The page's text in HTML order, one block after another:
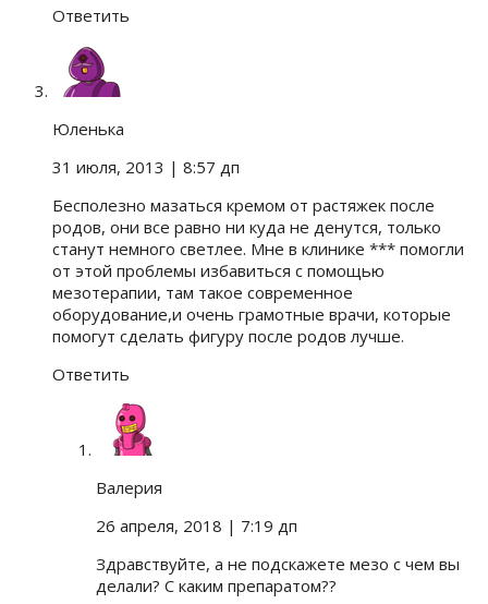
Ответить
Юленька
31 июля, 2013 | 8:57 дп
Бесполезно мазаться кремом от растяжек после
родов, они все равно ни куда не денутся, только
станут немного светлее. Мне в клинике *** помогли
от этой проблемы избавиться с помощью
мезотерапии, там такое современное
оборудование,и очень грамотные врачи, которые
помогут сделать фигуру после родов лучше.
Ответить
Валерия
26 апреля, 2018 | 7:19 дп
Здравствуйте, а не подскажете мезо с чем вы
делали? С каким препаратом??